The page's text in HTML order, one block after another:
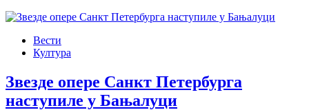
Вести
Култура
Звезде опере Санкт Петербурга
наступиле у Бањалуци